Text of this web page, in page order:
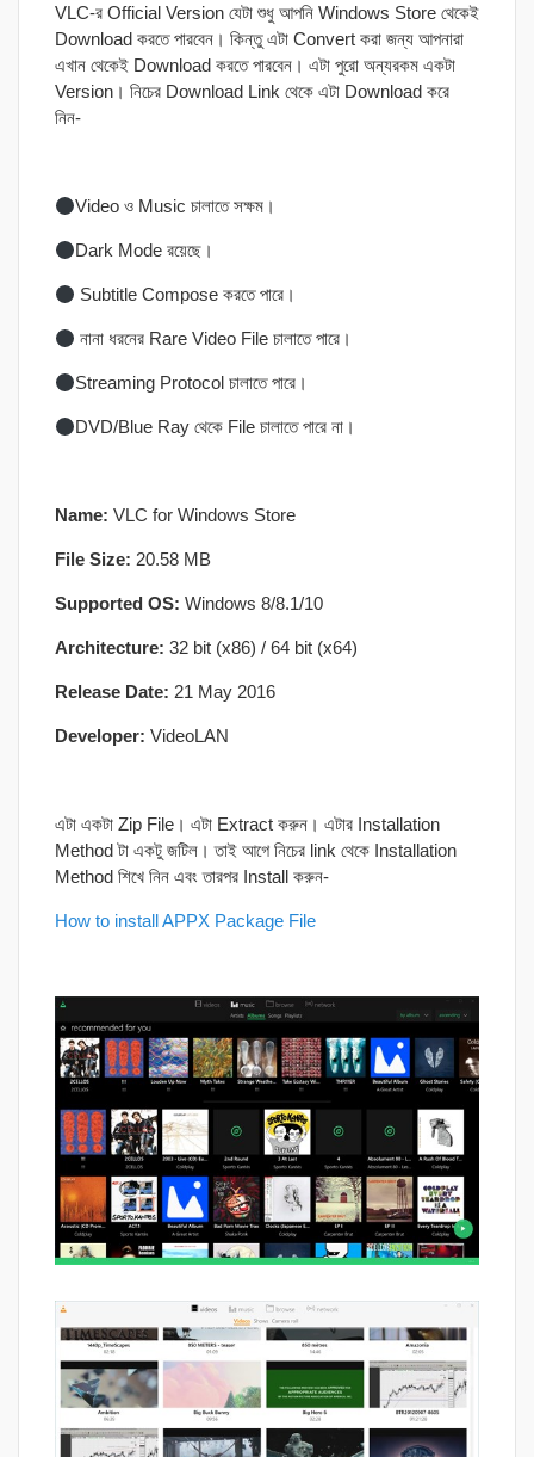
VLC-র Official Version যেটা শুধু আপনি Windows Store থেকেই
Download করতে পারবেন। কিন্তু এটা Convert করা জন্য আপনারা
এখান থেকেই Download করতে পারবেন। এটা পুরো অন্যরকম একটা
Version। নিচের Download Link থেকে এটা Download করে
নিন-
Video ও Music চালাতে সক্ষম।
Dark Mode রয়েছে।
Subtitle Compose করতে পারে।
নানা ধরনের Rare Video File চালাতে পারে।
Streaming Protocol চালাতে পারে।
DVD/Blue Ray থেকে File চালাতে পারে না।
Name: VLC for Windows Store
File Size: 20.58 MB
Supported OS: Windows 8/8.1/10
Architecture: 32 bit (x86) / 64 bit (x64)
Release Date: 21 May 2016
Developer: VideoLAN
এটা একটা Zip File। এটা Extract করুন। এটার Installation
Method টা একটু জটিল। তাই আগে নিচের link থেকে Installation
Method শিখে নিন এবং তারপর Install করুন-
How to install APPX Package File